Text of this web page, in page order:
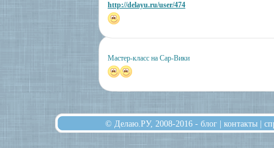
http://delayu.ru/user/474
Мастер-класс на Сар-Вики
© Делаю.РУ, 2008-2016 - блог | контакты |